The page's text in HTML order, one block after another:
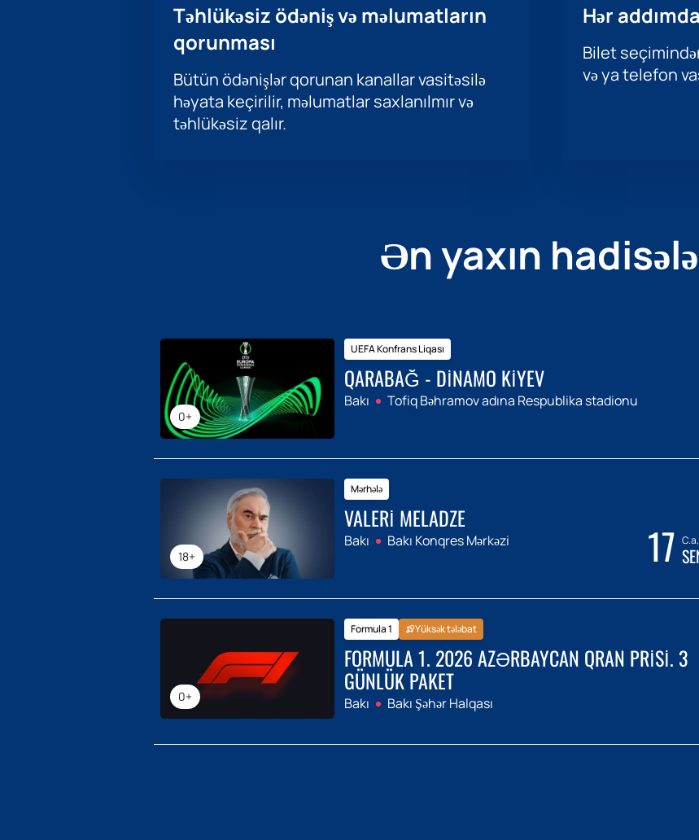
Təhlükəsiz ödəniş və məlumatların
qorunması
Bütün ödənişlər qorunan kanallar vasitəsilə
həyata keçirilir, məlumatlar saxlanılmır və
təhlükəsiz qalır.
Hər
Bilet
və ya telefon
Ən yaxın
0+
UEFA Konfrans Liqası
QARABAĞ - DINAMO KIYEV
Bakı Tofiq Bəhramov adına Respublika stadionu
18+
Mərhələ
VALERI MELADZE
Bakı Bakı Konqres Mərkəzi 17
0+
Formula 1 Yüksək tələbat
FORMULA 1. 2026 AZƏRBAYCAN QRAN PRISI. 3
GÜNLÜK PAKET
Bakı Bakı Şəhər Halqası